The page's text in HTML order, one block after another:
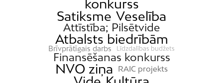
konkurss
Satiksme Veselība
Attīstība; Pilsētvide
Atbalsts biedrībām
Brīvprātīgais darbs Līdzdalības budžets
Finansēšanas konkurss
NVO ziņa RAIC projekts